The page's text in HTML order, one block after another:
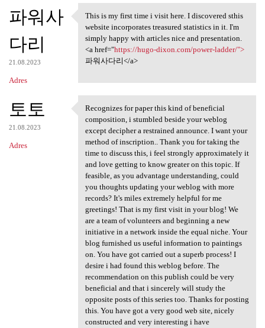
K
o
m
e
n
a
r
z
파워사
다리
21.08.2023
Adres
This is my first time i visit
This is my first time i visit here. I discovered sthis
website incorporates treasured statistics in it. I'm
simply happy with articles nice and presentation.
<a href="https://hugo-dixon.com/power-ladder/">
파워사다리</a>
토토
21.08.2023
Adres
Recognizes for paper this
Recognizes for paper this kind of beneficial
composition, i stumbled beside your weblog
except decipher a restrained announce. I want your
method of inscription.. Thank you for taking the
time to discuss this, i feel strongly approximately it
and love getting to know greater on this topic. If
feasible, as you advantage understanding, could
you thoughts updating your weblog with more
records? It's miles extremely helpful for me
greetings! That is my first visit in your blog! We
are a team of volunteers and beginning a new
initiative in a network inside the equal niche. Your
blog furnished us useful information to paintings
on. You have got carried out a superb process! I
desire i had found this weblog before. The
recommendation on this publish could be very
beneficial and that i sincerely will study the
opposite posts of this series too. Thanks for posting
this. You have got a very good web site, nicely
constructed and very interesting i have